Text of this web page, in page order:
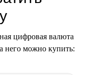
цифровая валюта
него можно купить: